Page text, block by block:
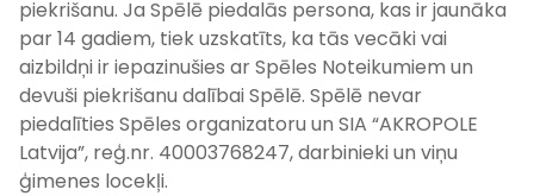
piekrišanu. Ja Spēlē piedalās persona, kas ir jaunāka
par 14 gadiem, tiek uzskatīts, ka tās vecāki vai
aizbildņi ir iepazinušies ar Spēles Noteikumiem un
devuši piekrišanu dalībai Spēlē. Spēlē nevar
piedalīties Spēles organizatoru un SIA “AKROPOLE
Latvija”, reģ.nr. 40003768247, darbinieki un viņu
ģimenes locekļi.